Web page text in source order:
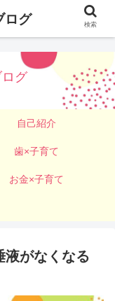
グ
自己紹介
歯×子育て
お金×子育て
がなくなる
ログ 検索